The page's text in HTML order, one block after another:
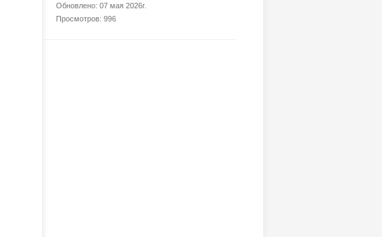
Обновлено: 07 мая 2026г.
Просмотров: 996